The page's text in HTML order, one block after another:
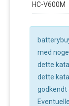
HC-V600M
med
dette
dette
godkendt